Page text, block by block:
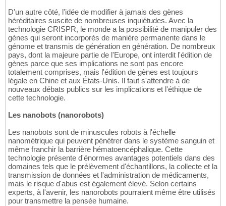
D'un autre côté, l'idée de modifier à jamais des gènes
héréditaires suscite de nombreuses inquiétudes. Avec la
technologie CRISPR, le monde a la possibilité de manipuler des
gènes qui seront incorporés de manière permanente dans le
génome et transmis de génération en génération. De nombreux
pays, dont la majeure partie de l'Europe, ont interdit l'édition de
gènes parce que ses implications ne sont pas encore
totalement comprises, mais l'édition de gènes est toujours
légale en Chine et aux États-Unis. Il faut s'attendre à de
nouveaux débats publics sur les implications et l'éthique de
cette technologie.
Les nanobots (nanorobots)
Les nanobots sont de minuscules robots à l'échelle
nanométrique qui peuvent pénétrer dans le système sanguin et
même franchir la barrière hématoencéphalique. Cette
technologie présente d'énormes avantages potentiels dans des
domaines tels que le prélèvement d'échantillons, la collecte et la
transmission de données et l'administration de médicaments,
mais le risque d'abus est également élevé. Selon certains
experts, à l'avenir, les nanorobots pourraient même être utilisés
pour transmettre la pensée humaine.